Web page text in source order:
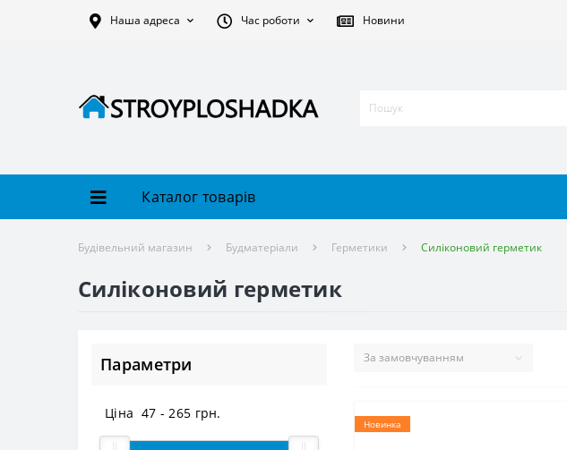
Наша адреса Час роботи Новини
Каталог товарів
Будівельний магазин Будматеріали Герметики Силіконовий герметик
Силіконовий герметик
Параметри
Ціна 47 -265 грн.
Новинка